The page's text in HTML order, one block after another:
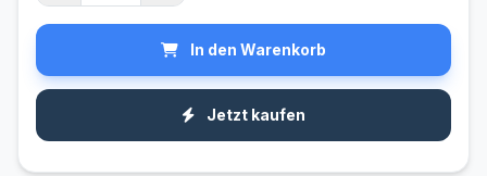
In den Warenkorb
Jetzt kaufen